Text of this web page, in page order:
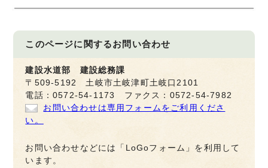
このページに関するお問い合わせ
建設水道部 建設総務課
〒509-5192 土岐市土岐津町土岐口2101
電話：0572-54-1173 ファクス：0572-54-7982
お問い合わせは専用フォームをご利用くださ
い。
お問い合わせなどには「LoGoフォーム」を利用して
います。